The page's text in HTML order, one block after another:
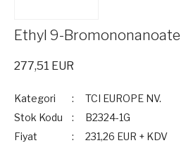
Ethyl 9-Bromononanoate
277,51 EUR
Kategori
TCI EUROPE NV.
Stok Kodu
B2324-1G
Fiyat
231,26 EUR + KDV